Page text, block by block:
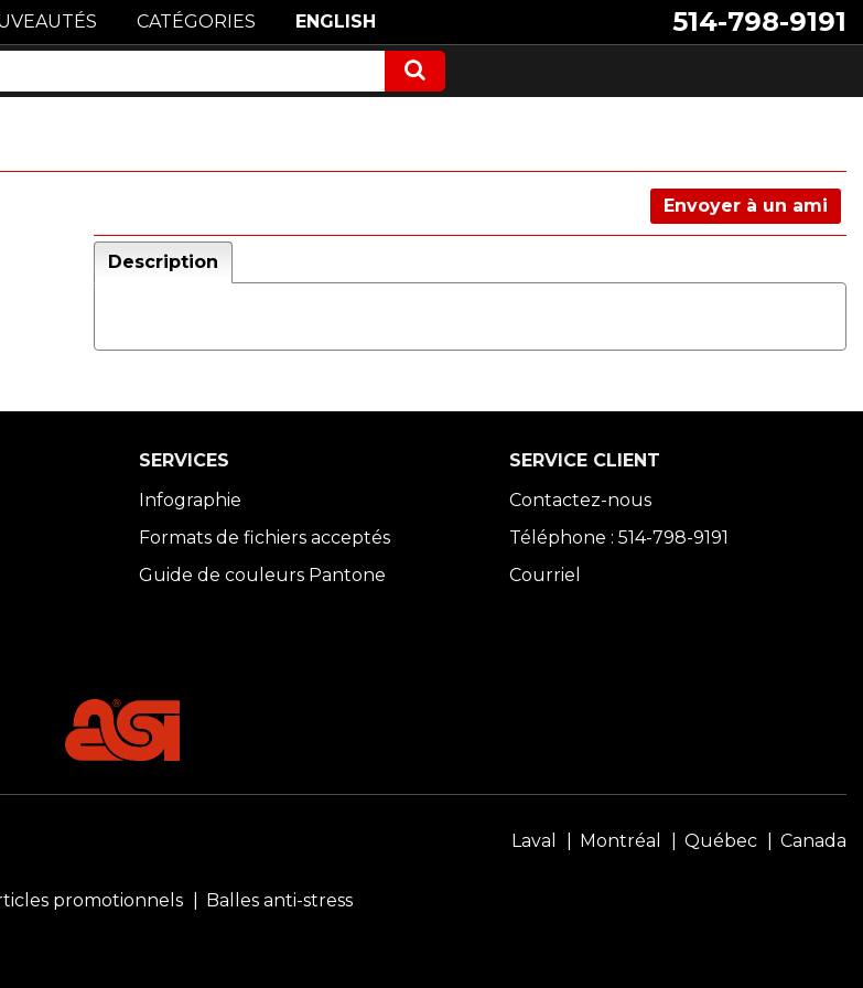
514-798-9191
CATÉGORIES ENGLISH
Envoyer à un ami
Description
SERVICES
Infographie
Formats de fichiers acceptés
Guide de couleurs Pantone
SERVICE CLIENT
Contactez-nous
Téléphone : 514-798-9191
Courriel
Laval Montréal Québec Canada
promotionnels Balles anti-stress